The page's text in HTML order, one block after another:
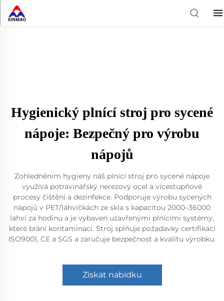
Hygienický plnící stroj pro sycené
nápoje: Bezpečný pro výrobu
nápojů
Zohledněním hygieny náš plnící stroj pro sycené nápoje
využívá potravinářský nerezový ocel a vícestupňové
procesy čištění a dezinfekce. Podporuje výrobu sycených
nápojů v PET/láhvičkách ze skla s kapacitou 2000–36000
lahví za hodinu a je vybaven uzavřenými plnícími systémy,
které brání kontaminaci. Stroj splňuje požadavky certifikací
ISO9001, CE a SGS a zaručuje bezpečnost a kvalitu výrobku.
Získat nabídku